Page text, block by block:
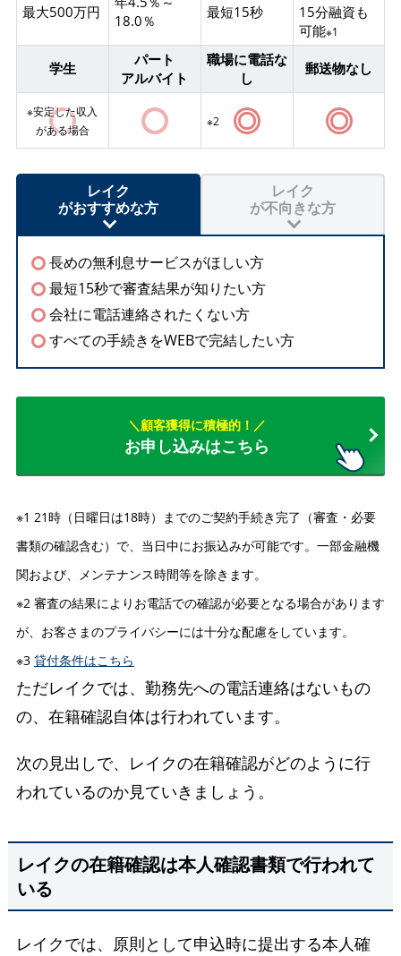
最大500万円
18.0％
最短15秒
15分融資も
可能※1
学生
パート
アルバイト
職場に電話な
し
郵送物なし
※安定した収入
がある場合
※2
レイク
がおすすめな方
レイク
が不向きな方
長めの無利息サービスがほしい方
最短15秒で審査結果が知りたい方
会社に電話連絡されたくない方
すべての手続きをWEBで完結したい方
＼顧客獲得に積極的！／
お申し込みはこちら
※1 21時（日曜日は18時）までのご契約手続き完了（審査・必要
書類の確認含む）で、当日中にお振込みが可能です。一部金融機
関および、メンテナンス時間等を除きます。
※2 審査の結果によりお電話での確認が必要となる場合があります
が、お客さまのプライバシーには十分な配慮をしています。
※3 貸付条件はこちら
ただレイクでは、勤務先への電話連絡はないもの
の、在籍確認自体は行われています。
次の見出しで、レイクの在籍確認がどのように行
われているのか見ていきましょう。
レイクの在籍確認は本人確認書類で行われて
いる
レイクでは、原則として申込時に提出する本人確